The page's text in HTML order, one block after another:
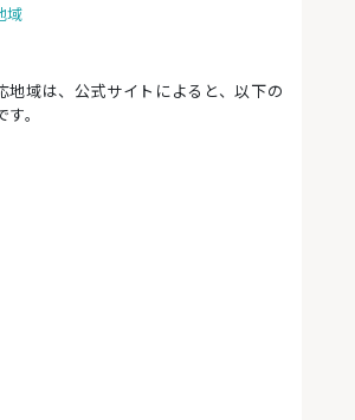
域
地域は、公式サイトによると、以下の
。